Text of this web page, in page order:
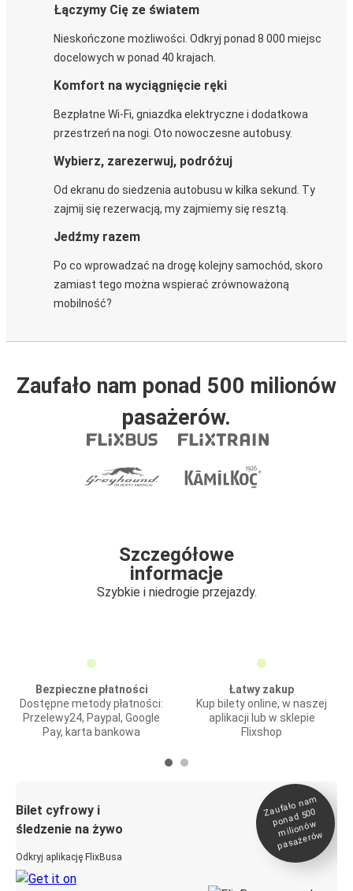
Łączymy Cię ze światem
Nieskończone możliwości. Odkryj ponad 8 000 miejsc
docelowych w ponad 40 krajach.
Komfort na wyciągnięcie ręki
Bezpłatne Wi-Fi, gniazdka elektryczne i dodatkowa
przestrzeń na nogi. Oto nowoczesne autobusy.
Wybierz, zarezerwuj, podróżuj
Od ekranu do siedzenia autobusu w kilka sekund. Ty
zajmij się rezerwacją, my zajmiemy się resztą.
Jedźmy razem
Po co wprowadzać na drogę kolejny samochód, skoro
zamiast tego można wspierać zrównoważoną
mobilność?
Zaufało nam ponad 500 milionów
pasażerów.
Szczegółowe
informacje
Szybkie i niedrogie przejazdy.
Bezpieczne płatności
Dostępne metody płatności:
Przelewy24, Paypal, Google
Pay, karta bankowa
Łatwy zakup
Kup bilety online, w naszej
aplikacji lub w sklepie
Flixshop
Bilet cyfrowy i
śledzenie na żywo
Odkryj aplikację FlixBusa
Zaufało na
m
ponad 500
milionó
w
pasażeró
w